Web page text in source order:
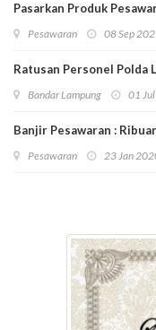
Pasarkan Produk
Pesawaran 08 Sep
Ratusan Personel Polda
Bandar Lampung 01
Banjir Pesawaran :
Pesawaran 23 Jan